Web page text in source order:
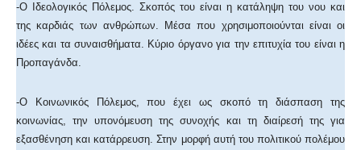
-Ο Ιδεολογικός Πόλεμος. Σκοπός του είναι η κατάληψη του νου και
της καρδιάς των ανθρώπων. Μέσα που χρησιμοποιούνται είναι οι
ιδέες και τα συναισθήματα. Κύριο όργανο για την επιτυχία του είναι η
Προπαγάνδα.
-Ο Κοινωνικός Πόλεμος, που έχει ως σκοπό τη διάσπαση της
κοινωνίας, την υπονόμευση της συνοχής και τη διαίρεσή της για
εξασθένηση και κατάρρευση. Στην μορφή αυτή του πολιτικού πολέμου